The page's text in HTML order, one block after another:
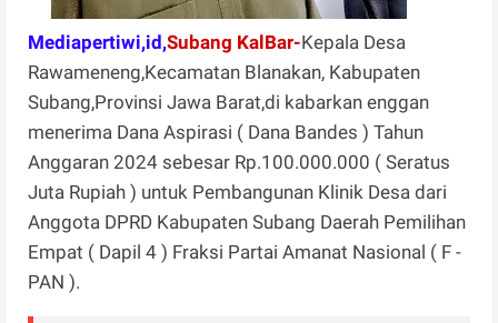
Mediapertiwi,id,Subang KalBar-Kepala Desa
Rawameneng,Kecamatan Blanakan, Kabupaten
Subang,Provinsi Jawa Barat,di kabarkan enggan
menerima Dana Aspirasi ( Dana Bandes ) Tahun
Anggaran 2024 sebesar Rp.100.000.000 ( Seratus
Juta Rupiah ) untuk Pembangunan Klinik Desa dari
Anggota DPRD Kabupaten Subang Daerah Pemilihan
Empat ( Dapil 4 ) Fraksi Partai Amanat Nasional ( F -
PAN ).